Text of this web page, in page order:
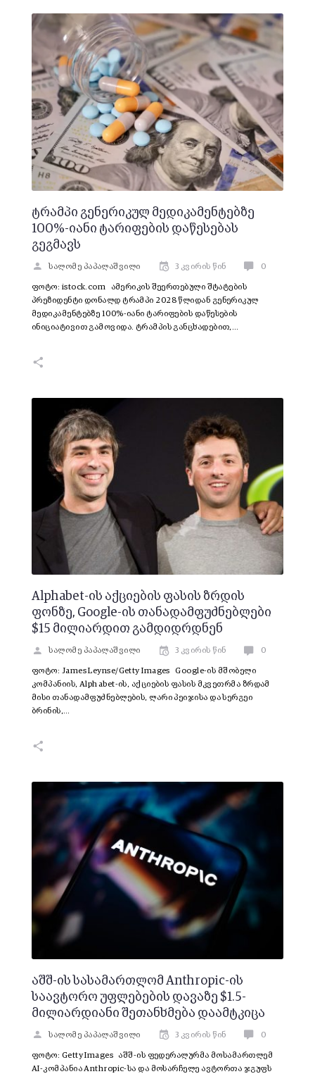
ტრამპი გენერიკულ მედიკამენტებზე
100%-იანი ტარიფების დაწესებას
გეგმავს
სალომე პაპალაშვილი 3 კვირის წინ 0
ფოტო: istock.com ამერიკის შეერთებული შტატების
პრეზიდენტი დონალდ ტრამპი 2028 წლიდან გენერიკულ
მედიკამენტებზე 100%-იანი ტარიფების დაწესების
ინიციატივით გამოვიდა. ტრამპის განცხადებით,…
Alphabet-ის აქციების ფასის ზრდის
ფონზე, Google-ის თანადამფუძნებლები
$15 მილიარდით გამდიდრდნენ
სალომე პაპალაშვილი 3 კვირის წინ 0
ფოტო: James Leynse/Getty Images Google-ის მშობელი
კომპანიის, Alphabet-ის, აქციების ფასის მკვეთრმა ზრდამ
მისი თანადამფუძნებლების, ლარი პეიჯისა და სერგეი
ბრინის,…
აშშ-ის სასამართლომ Anthropic-ის
საავტორო უფლებების დავაზე $1.5-
მილიარდიანი შეთანხმება დაამტკიცა
სალომე პაპალაშვილი 3 კვირის წინ 0
ფოტო: Getty Images აშშ-ის ფედერალურმა მოსამართლემ
AI-კომპანია Anthropic-სა და მოსარჩელე ავტორთა ჯგუფს